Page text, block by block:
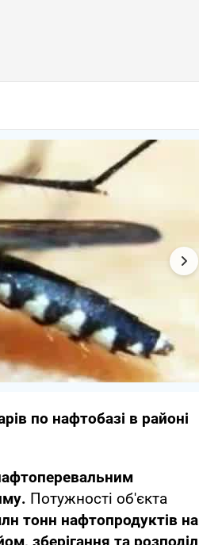
по нафтобазі в районі
Потужності об'єкта
тонн нафтопродуктів на